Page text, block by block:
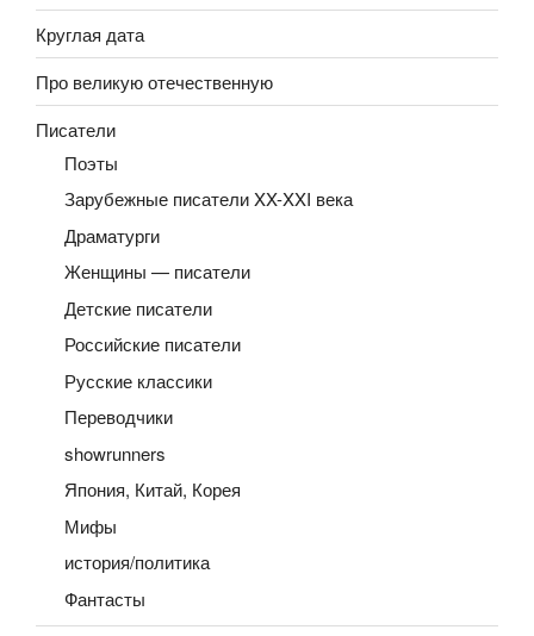
Круглая дата
Про великую отечественную
Писатели
Поэты
Зарубежные писатели XX-XXI века
Драматурги
Женщины — писатели
Детские писатели
Российские писатели
Русские классики
Переводчики
showrunners
Япония, Китай, Корея
Мифы
история/политика
Фантасты